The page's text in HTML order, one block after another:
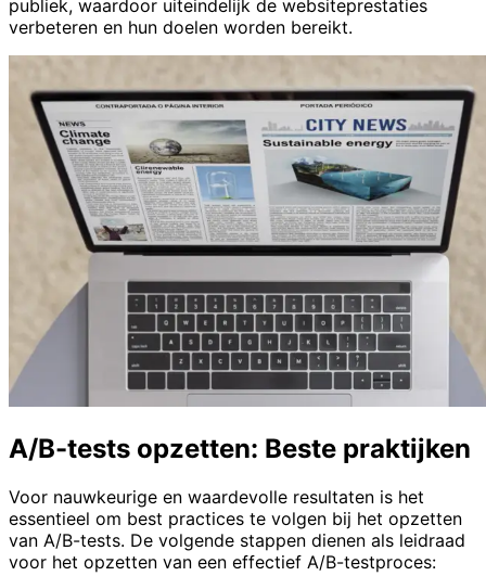
publiek, waardoor uiteindelijk de websiteprestaties
verbeteren en hun doelen worden bereikt.
A/B-tests opzetten: Beste praktijken
Voor nauwkeurige en waardevolle resultaten is het
essentieel om best practices te volgen bij het opzetten
van A/B-tests. De volgende stappen dienen als leidraad
voor het opzetten van een effectief A/B-testproces: